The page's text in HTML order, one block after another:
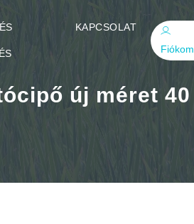
KAPCSOLAT
Fiókom
új méret 40